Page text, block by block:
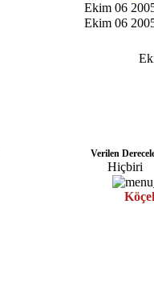
Ekim 06
Ekim 06
Verilen
Hiçbiri